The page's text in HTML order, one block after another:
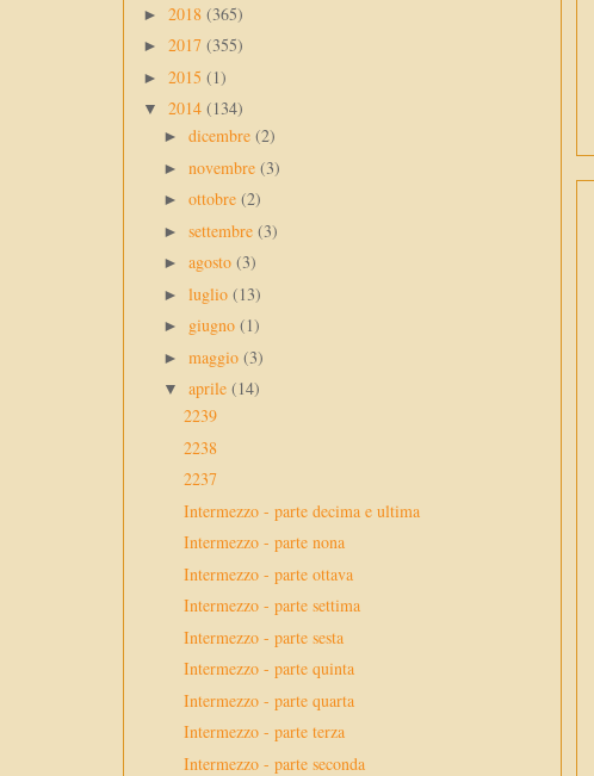
► 2018 (365)
► 2017 (355)
► 2015 (1)
▼ 2014 (134)
► dicembre (2)
► novembre (3)
► ottobre (2)
► settembre (3)
► agosto (3)
► luglio (13)
► giugno (1)
► maggio (3)
▼ aprile (14)
2239
2238
2237
Intermezzo - parte decima e ultima
Intermezzo - parte nona
Intermezzo - parte ottava
Intermezzo - parte settima
Intermezzo - parte sesta
Intermezzo - parte quinta
Intermezzo - parte quarta
Intermezzo - parte terza
Intermezzo - parte seconda